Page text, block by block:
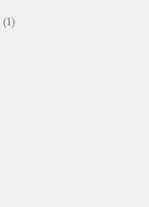
(1)